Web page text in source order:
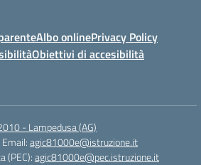
Albo onlinePrivacy Policy
Obiettivi di accesibilità
- Lampedusa (AG)
Email:agic81000e@istruzione.it
(PEC):agic81000e@pec.istruzione.it